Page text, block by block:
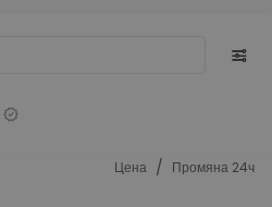
Цена / Промяна 24ч